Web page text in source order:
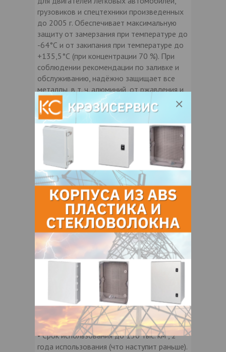
грузовиков и спецтехники произведенных
до 2005 г. Обеспечивает максимальную
защиту от замерзания при температуре до
-64°С и от закипания при температуре до
+135,5°С (при концентрации 70 %). При
соблюдении рекомендации по заливке и
обслуживанию, надёжно защищает все
металлы, в т. ч. алюминий, от ржавления и
коррозии. Подходит для всех двигателей
внутреннего сгорания, независимо от вида
используемого топлива.
ПРЕИМУЩЕСТВА
• Максимальная защита от замерзания при
температуре до -64°С, от закипания при
температуре до +135,5°С (при
концентрации 70 %).
• Круглогодичная защита от ржавления и
коррозии
• Благодаря использованию минеральных
ингибиторов коррозии, быстро проявляет
защитные Свойства
• Cовместим с большинством стандартных
(зеленых) антифризов
• Усиленная SCA формула позволяет
использовать антифриз для тяжело
нагруженной техники
• Cрок использования до 150 тыс. км , 2
года использования (что наступит раньше).